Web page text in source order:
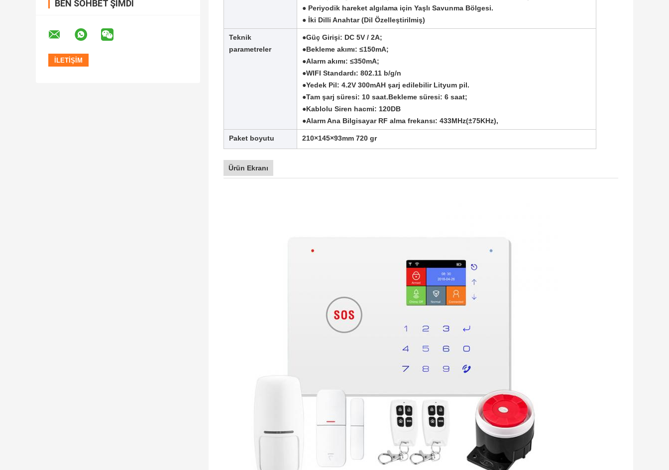
BEN SOHBET ŞIMDI
● Periyodik hareket algılama için Yaşlı Savunma Bölgesi.
● İki Dilli Anahtar (Dil Özelleştirilmiş)
Teknik
parametreler
●Güç Girişi: DC 5V / 2A;
●Bekleme akımı: ≤150mA;
●Alarm akımı: ≤350mA;
●WIFI Standardı: 802.11 b/g/n
●Yedek Pil: 4.2V 300mAH şarj edilebilir Lityum pil.
●Tam şarj süresi: 10 saat.Bekleme süresi: 6 saat;
●Kablolu Siren hacmi: 120DB
●Alarm Ana Bilgisayar RF alma frekansı: 433MHz(±75KHz),
Paket boyutu 210×145×93mm 720 gr
Ürün Ekranı